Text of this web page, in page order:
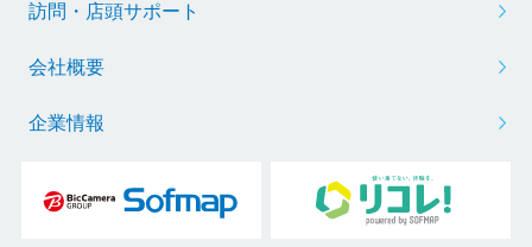
訪問・店頭サポート
会社概要
企業情報